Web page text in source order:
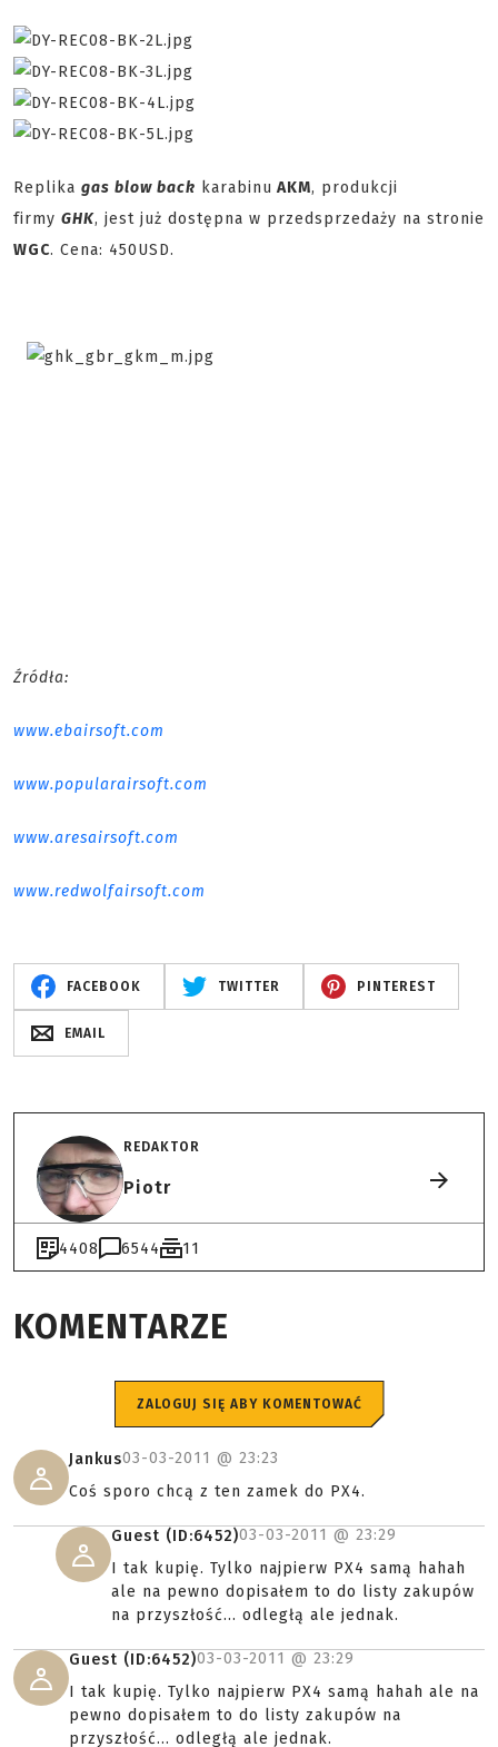
Replika gas blow back karabinu AKM, produkcji
firmy GHK, jest już dostępna w przedsprzedaży na stronie
WGC. Cena: 450USD.
Źródła:
www.ebairsoft.com
www.popularairsoft.com
www.aresairsoft.com
www.redwolfairsoft.com
FACEBOOK TWITTER PINTEREST
EMAIL
REDAKTOR
Piotr
4408 6544 11
KOMENTARZE
ZALOGUJ SIĘ ABY KOMENTOWAĆ
Jankus03-03-2011 @ 23:23
Coś sporo chcą z ten zamek do PX4.
Guest (ID:6452)03-03-2011 @ 23:29
I tak kupię. Tylko najpierw PX4 samą hahah
ale na pewno dopisałem to do listy zakupów
na przyszłość... odległą ale jednak.
Guest (ID:6452)03-03-2011 @ 23:29
I tak kupię. Tylko najpierw PX4 samą hahah ale na
pewno dopisałem to do listy zakupów na
przyszłość... odległą ale jednak.